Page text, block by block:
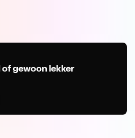
of gewoon lekker